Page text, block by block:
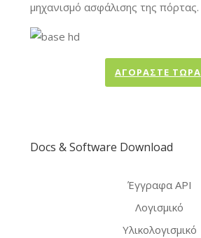
μηχανισμό ασφάλισης της πόρτας.
ΑΓΟΡΆΣΤΕ ΤΏΡΑ
Docs & Software Download
Έγγραφα API
Λογισμικό
Υλικολογισμικό